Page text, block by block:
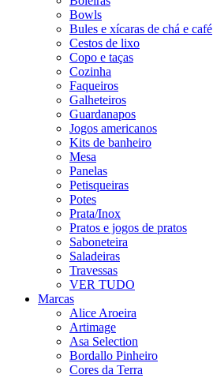
Bowls
Bules e xícaras de chá e café
Cestos de lixo
Copo e taças
Cozinha
Faqueiros
Galheteiros
Guardanapos
Jogos americanos
Kits de banheiro
Mesa
Panelas
Petisqueiras
Potes
Prata/Inox
Pratos e jogos de pratos
Saboneteira
Saladeiras
Travessas
VER TUDO
Marcas
Alice Aroeira
Artimage
Asa Selection
Bordallo Pinheiro
Cores da Terra